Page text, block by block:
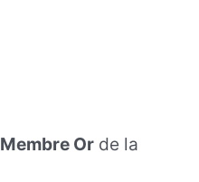
Membre Or de la